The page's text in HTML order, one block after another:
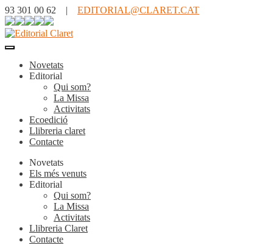
93 301 00 62 | EDITORIAL@CLARET.CAT
Novetats
Editorial
Qui som?
La Missa
Activitats
Ecoedició
Llibreria claret
Contacte
Novetats
Els més venuts
Editorial
Qui som?
La Missa
Activitats
Llibreria Claret
Contacte